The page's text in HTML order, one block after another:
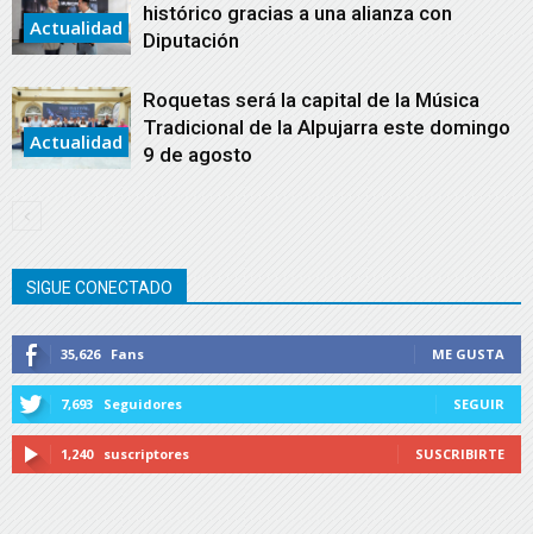
Actualidad
histórico gracias a una alianza con
Diputación
Actualidad
Roquetas será la capital de la Música
Tradicional de la Alpujarra este domingo
9 de agosto
SIGUE CONECTADO
35,626 Fans ME GUSTA
7,693 Seguidores SEGUIR
1,240 suscriptores SUSCRIBIRTE